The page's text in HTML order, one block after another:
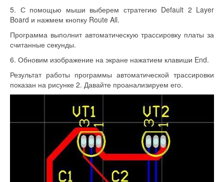
5. С помощью мыши выберем стратегию Default 2 Layer
Board и нажмем кнопку Route All.
Программа выполнит автоматическую трассировку платы за
считанные секунды.
6. Обновим изображение на экране нажатием клавиши End.
Результат работы программы автоматической трассировки
показан на рисунке 2. Давайте проанализируем его.